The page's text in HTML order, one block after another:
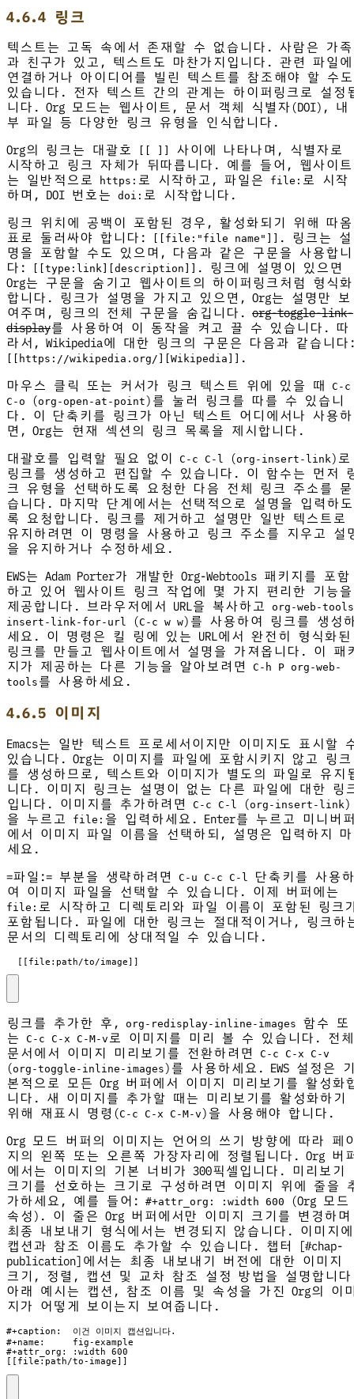
4.6.4 링크
텍스트는 고독 속에서 존재할 수 없습니다. 사람은 가족
과 친구가 있고, 텍스트도 마찬가지입니다. 관련 파일에
연결하거나 아이디어를 빌린 텍스트를 참조해야 할 수도
있습니다. 전자 텍스트 간의 관계는 하이퍼링크로 설정
니다. Org 모드는 웹사이트, 문서 객체 식별자(DOI), 내
부 파일 등 다양한 링크 유형을 인식합니다.
Org의 링크는 대괄호
사이에 나타나며, 식별자로
시작하고 링크 자체가 뒤따릅니다. 예를 들어, 웹사이트
는 일반적으로
https: 로 시작하고, 파일은 file: 로 시작
하며, DOI 번호는
doi: 로 시작합니다.
링크 위치에 공백이 포함된 경우, 활성화되기 위해 따옴
표로 둘러싸야 합니다:
[[file:"file name"]]
. 링크는 설
명을 포함할 수도 있으며, 다음과 같은 구문을 사용합니
다:
[[type:link][description]]
. 링크에 설명이 있으면
Org는 구문을 숨기고 웹사이트의 하이퍼링크처럼 형식화
합니다. 링크가 설명을 가지고 있으면, Org는 설명만 보
여주며, 링크의 전체 구문을 숨깁니다. org-toggle-link-
display를 사용하여 이 동작을 켜고 끌 수 있습니다. 따
라서, Wikipedia에 대한 링크의 구문은 다음과 같습니다
[[https://wikipedia.org/][Wikipedia]]
.
마우스 클릭 또는 커서가 링크 텍스트 위에 있을 때
C-c
C-o
(org-open-at-point)를 눌러 링크를 따를 수 있습니
다. 이 단축키를 링크가 아닌 텍스트 어디에서나 사용하
면, Org는 현재 섹션의 링크 목록을 제시합니다.
대괄호를 입력할 필요 없이
C-c C-l (org-insert-link)로
링크를 생성하고 편집할 수 있습니다. 이 함수는 먼저
크 유형을 선택하도록 요청한 다음 전체 링크 주소를 묻
습니다. 마지막 단계에서는 선택적으로 설명을 입력하도
록 요청합니다. 링크를 제거하고 설명만 일반 텍스트로
유지하려면 이 명령을 사용하고 링크 주소를 지우고 설
을 유지하거나 수정하세요.
EWS는 Adam Porter가 개발한 Org-Webtools 패키지를 포함
하고 있어 웹사이트 링크 작업에 몇 가지 편리한 기능을
제공합니다. 브라우저에서 URL을 복사하고
org-web-
insert-link-for-url
(C-c w w)를 사용하여 링크를 생성
세요. 이 명령은 킬 링에 있는 URL에서 완전히 형식화된
링크를 만들고 웹사이트에서 설명을 가져옵니다. 이 패
지가 제공하는 다른 기능을 알아보려면
C-h P org-web-
tools 를 사용하세요.
4.6.5 이미지
Emacs는 일반 텍스트 프로세서이지만 이미지도 표시할
있습니다. Org는 이미지를 파일에 포함시키지 않고 링크
를 생성하므로, 텍스트와 이미지가 별도의 파일로 유지
니다. 이미지 링크는 설명이 없는 다른 파일에 대한 링
입니다. 이미지를 추가하려면
C-c C-l (org-insert-link)
을 누르고
file: 을 입력하세요. Enter를 누르고 미니버
에서 이미지 파일 이름을 선택하되, 설명은 입력하지 마
세요.
=파일:= 부분을 생략하려면
C-u C-c C-l
단축키를 사용하
여 이미지 파일을 선택할 수 있습니다. 이제 버퍼에는
file: 로 시작하고 디렉토리와 파일 이름이 포함된 링크
포함됩니다. 파일에 대한 링크는 절대적이거나, 링크하
문서의 디렉토리에 상대적일 수 있습니다.
  [[file:path/to/image]]
링크를 추가한 후, org-redisplay-inline-images
함수 또
는
C-c C-x C-M-v 로 이미지를 미리 볼 수 있습니다. 전체
문서에서 이미지 미리보기를 전환하려면
C-c C-x C-v
(org-toggle-inline-images)를 사용하세요. EWS 설정은
본적으로 모든 Org 버퍼에서 이미지 미리보기를 활성화
니다. 새 이미지를 추가할 때는 미리보기를 활성화하기
위해 재표시 명령(C-c C-x C-M-v)을 사용해야 합니다.
Org 모드 버퍼의 이미지는 언어의 쓰기 방향에 따라 페
지의 왼쪽 또는 오른쪽 가장자리에 정렬됩니다. Org 버
에서는 이미지의 기본 너비가 300픽셀입니다. 미리보기
크기를 선호하는 크기로 구성하려면 이미지 위에 줄을
가하세요, 예를 들어:
#+attr_org: :width 600
(Org 모드
속성). 이 줄은 Org 버퍼에서만 이미지 크기를 변경하며
최종 내보내기 형식에서는 변경되지 않습니다. 이미지에
캡션과 참조 이름도 추가할 수 있습니다. 챕터 [#chap-
publication]에서는 최종 내보내기 버전에 대한 이미지
크기, 정렬, 캡션 및 교차 참조 설정 방법을 설명합니
아래 예시는 캡션, 참조 이름 및 속성을 가진 Org의 이
지가 어떻게 보이는지 보여줍니다.
[[file:path/to-image]]